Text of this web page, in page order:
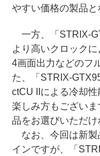
やすい価格の製品と
一方、「STRIX-
より高いクロック
4画面出力などのフ
た、「STRIX-
ctCU IIによる冷却
楽しみ方もござい
品をお選びいただけ
なお、今回は新製
インですが、「